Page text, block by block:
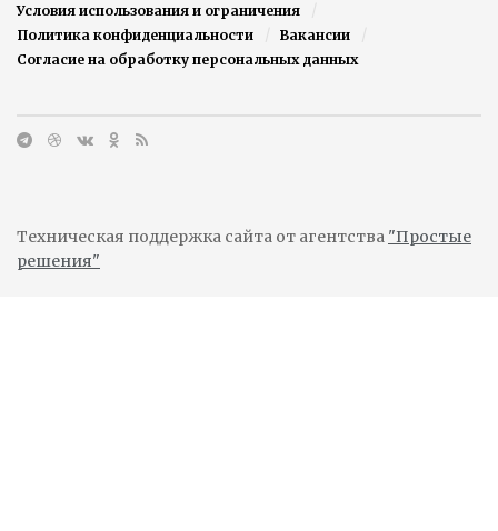
Условия использования и ограничения
Политика конфиденциальности
Вакансии
Согласие на обработку персональных данных
Техническая поддержка сайта от агентства "Простые
решения"